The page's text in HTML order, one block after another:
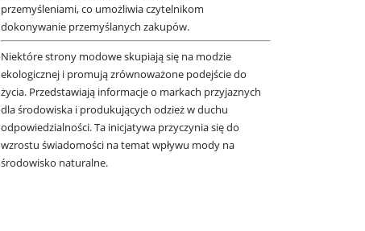
przemyśleniami, co umożliwia czytelnikom
dokonywanie przemyślanych zakupów.
Niektóre strony modowe skupiają się na modzie
ekologicznej i promują zrównoważone podejście do
życia. Przedstawiają informacje o markach przyjaznych
dla środowiska i produkujących odzież w duchu
odpowiedzialności. Ta inicjatywa przyczynia się do
wzrostu świadomości na temat wpływu mody na
środowisko naturalne.